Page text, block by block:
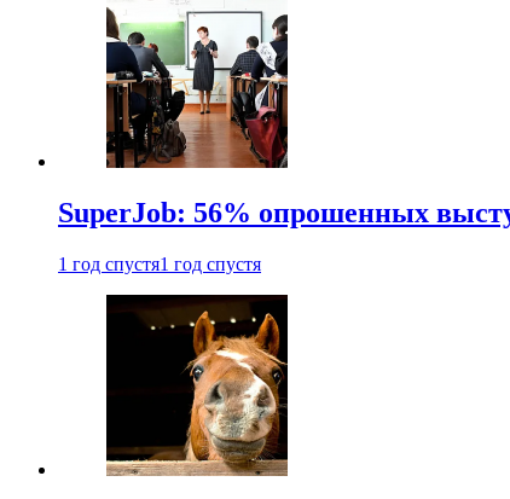
SuperJob: 56% опрошенных
1 год спустя1 год спустя